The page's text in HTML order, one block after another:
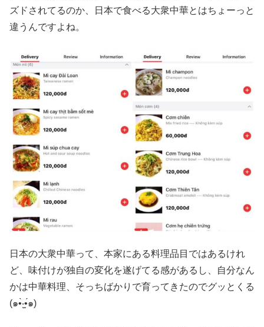
ズドされてるのか、日本で食べる大衆中華とはちょーっと
違うんですよね。
日本の大衆中華って、本家にある料理品目ではあるけれ
ど、味付けが独自の変化を遂げてる感があるし、自分なん
かは中華料理、そっちばかりで育ってきたのでグッとくる
(๑•̀‧̫•́๑)